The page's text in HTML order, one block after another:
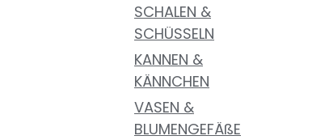
SCHALEN &
SCHÜSSELN
KANNEN &
KÄNNCHEN
VASEN &
BLUMENGEFÄßE